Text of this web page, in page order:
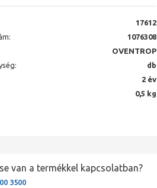
17612
1076308
OVENTROP
db
2 év
0,5 kg
van a termékkel kapcsolatban?
3500